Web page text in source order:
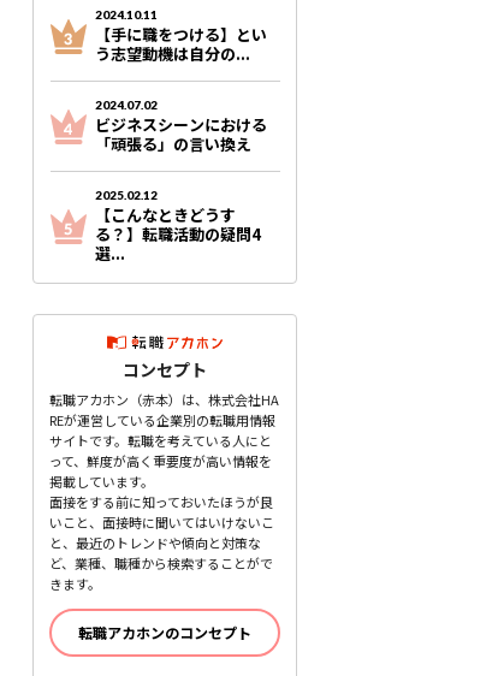
2024.10.11
【手に職をつける】とい
う志望動機は自分の...
2024.07.02
ビジネスシーンにおける
「頑張る」の言い換え
2025.02.12
【こんなときどうす
る？】転職活動の疑問4
選...
コンセプト
転職アカホン（赤本）は、株式会社HA
REが運営している企業別の転職用情報
サイトです。転職を考えている人にと
って、鮮度が高く重要度が高い情報を
掲載しています。
面接をする前に知っておいたほうが良
いこと、面接時に聞いてはいけないこ
と、最近のトレンドや傾向と対策な
ど、業種、職種から検索することがで
きます。
転職アカホンのコンセプト